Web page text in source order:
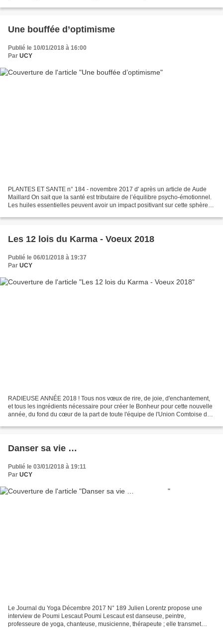
Une bouffée d’optimisme
Publié le 10/01/2018 à 16:00
Par UCY
PLANTES ET SANTE n° 184 - novembre 2017 d' après un article de Aude
Maillard On sait que la santé est tributaire de l’équilibre psycho-émotionnel.
Les huiles essentielles peuvent avoir un impact positivant sur cette sphère
Les 12 lois du Karma - Voeux 2018
Publié le 06/01/2018 à 19:37
Par UCY
RADIEUSE ANNÉE 2018 ! Tous nos vœux de rire, de joie, d'enchantement,
et tous les ingrédients nécessaire pour créer le Bonheur pour cette nouvelle
année, du fond du cœur de la part de toute l'équipe de l'Union Comtoise de
Danser sa vie …
Publié le 03/01/2018 à 19:11
Par UCY
Le Journal du Yoga Décembre 2017 N° 189 Julien Lorentz propose une
interview de Poumi Lescaut Poumi Lescaut est danseuse, peintre,
professeure de yoga, chanteuse, musicienne, thérapeute ; elle transmet